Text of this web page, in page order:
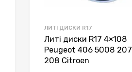
ЛИТІ ДИСКИ R17
Литі диски R17 4×108
Peugeot 406 5008 207
208 Citroen